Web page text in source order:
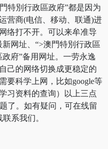
特別行政區政府”都是因为
营商(电信、移动、联通)进
络打不开。可以来牟准导
网址、“>澳門特別行政區
府”备用网址。一劳永逸
己的网络切换成更稳定的
要科学上网，比如google等
习资料的查询）以上三点
了。如有疑问，可在线留
系我们。